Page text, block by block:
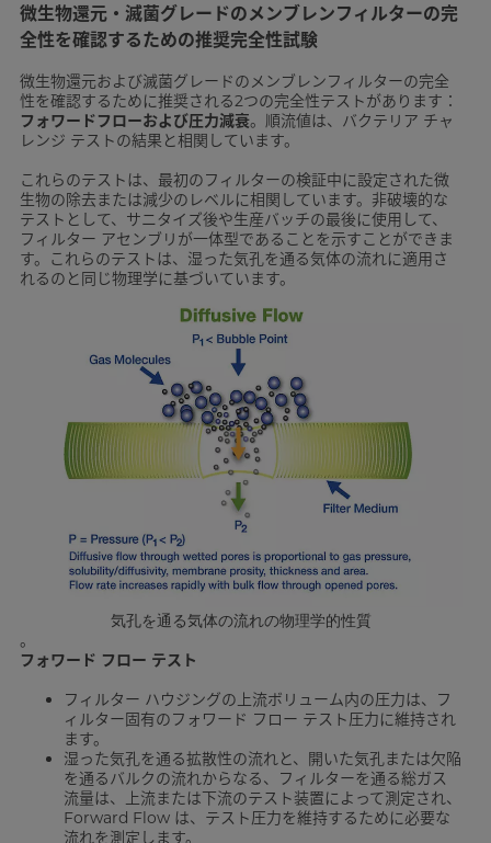
微生物還元・滅菌グレードのメンブレンフィルターの完
全性を確認するための推奨完全性試験
微生物還元および滅菌グレードのメンブレンフィルターの完全
性を確認するために推奨される2つの完全性テストがあります：
フォワードフローおよび圧力減衰。順流値は、バクテリア チャ
レンジ テストの結果と相関しています。
これらのテストは、最初のフィルターの検証中に設定された微
生物の除去または減少のレベルに相関しています。非破壊的な
テストとして、サニタイズ後や生産バッチの最後に使用して、
フィルター アセンブリが一体型であることを示すことができま
す。これらのテストは、湿った気孔を通る気体の流れに適用さ
れるのと同じ物理学に基づいています。
気孔を通る気体の流れの物理学的性質
。
フォワード フロー テスト
フィルター ハウジングの上流ボリューム内の圧力は、フ
ィルター固有のフォワード フロー テスト圧力に維持され
ます。
湿った気孔を通る拡散性の流れと、開いた気孔または欠陥
を通るバルクの流れからなる、フィルターを通る総ガス
流量は、上流または下流のテスト装置によって測定され、
Forward Flow は、テスト圧力を維持するために必要な
流れを測定します。